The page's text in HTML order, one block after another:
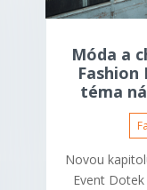
Móda a
téma
Novou
Event